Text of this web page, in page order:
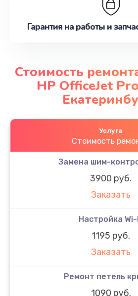
Гарантия на работы и
Стоимость
HP OfficeJet
Услуга
Стоимость
Замена шим-
3900 руб.
Заказать
Настройка Wi-
1195 руб.
Заказать
Ремонт петель
1090 руб.